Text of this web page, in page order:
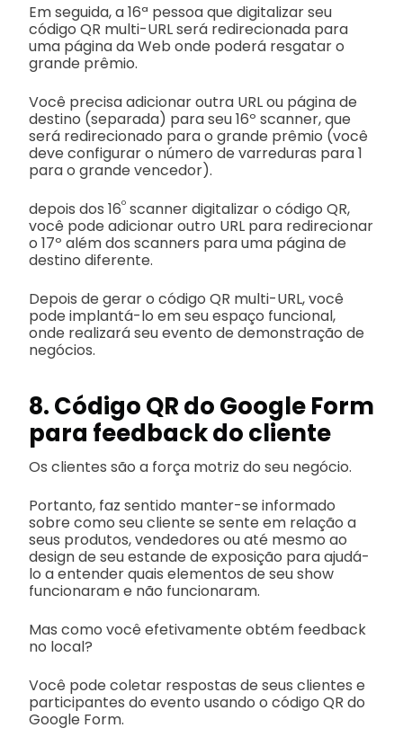
Em seguida, a 16ª pessoa que digitalizar seu
código QR multi-URL será redirecionada para
uma página da Web onde poderá resgatar o
grande prêmio.
Você precisa adicionar outra URL ou página de
destino (separada) para seu 16º scanner, que
será redirecionado para o grande prêmio (você
deve configurar o número de varreduras para 1
para o grande vencedor).
depois dos 16º scanner digitalizar o código QR,
você pode adicionar outro URL para redirecionar
o 17º além dos scanners para uma página de
destino diferente.
Depois de gerar o código QR multi-URL, você
pode implantá-lo em seu espaço funcional,
onde realizará seu evento de demonstração de
negócios.
8. Código QR do Google Form
para feedback do cliente
Os clientes são a força motriz do seu negócio.
Portanto, faz sentido manter-se informado
sobre como seu cliente se sente em relação a
seus produtos, vendedores ou até mesmo ao
design de seu estande de exposição para ajudá-
lo a entender quais elementos de seu show
funcionaram e não funcionaram.
Mas como você efetivamente obtém feedback
no local?
Você pode coletar respostas de seus clientes e
participantes do evento usando o código QR do
Google Form.